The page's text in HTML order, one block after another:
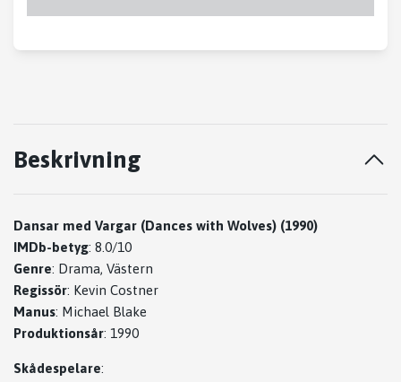
Beskrivning
Dansar med Vargar (Dances with Wolves) (1990)
IMDb-betyg: 8.0/10
Genre: Drama, Västern
Regissör: Kevin Costner
Manus: Michael Blake
Produktionsår: 1990
Skådespelare: